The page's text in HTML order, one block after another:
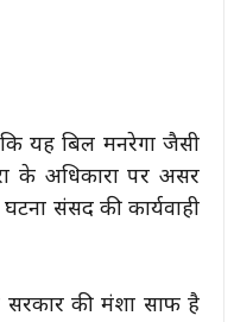
यह बिल मनरेगा जैसी
के अधिकारों पर असर
संसद की कार्यवाही
सरकार की मंशा साफ है